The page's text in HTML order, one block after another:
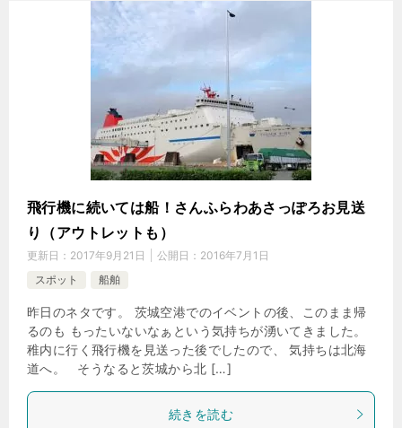
飛行機に続いては船！さんふらわあさっぽろお見送
り（アウトレットも）
更新日： 2017年9月21日 公開日： 2016年7月1日
スポット
船舶
昨日のネタです。 茨城空港でのイベントの後、このまま帰
るのも もったいないなぁという気持ちが湧いてきました。
稚内に行く飛行機を見送った後でしたので、 気持ちは北海
道へ。 そうなると茨城から北 […]
続きを読む